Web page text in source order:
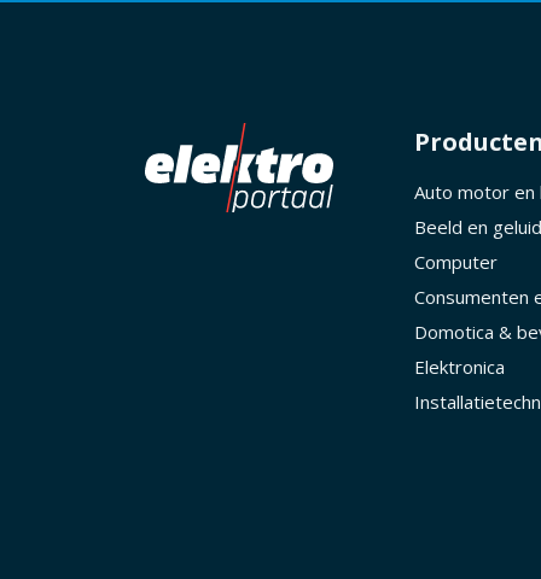
Producten
Auto motor en
Beeld en geluid
Computer
Consumenten
Domotica &
Elektronica